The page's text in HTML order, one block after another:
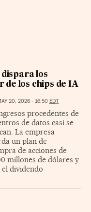
los
de los chips de IA
20, 2026 - 16:50 EDT
procedentes de
de datos casi se
La empresa
un plan de
de acciones de
millones de dólares y
el dividendo